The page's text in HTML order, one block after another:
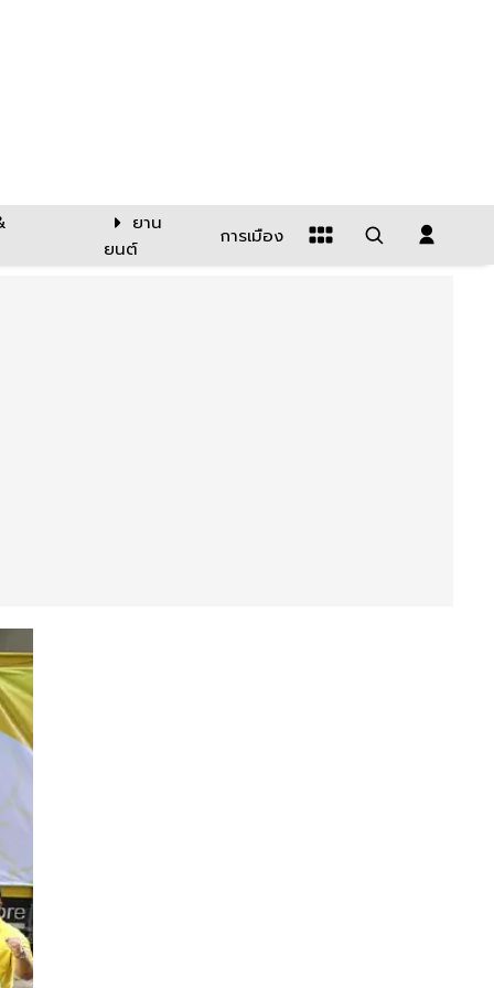
ยาน
ยนต์
การเมือง